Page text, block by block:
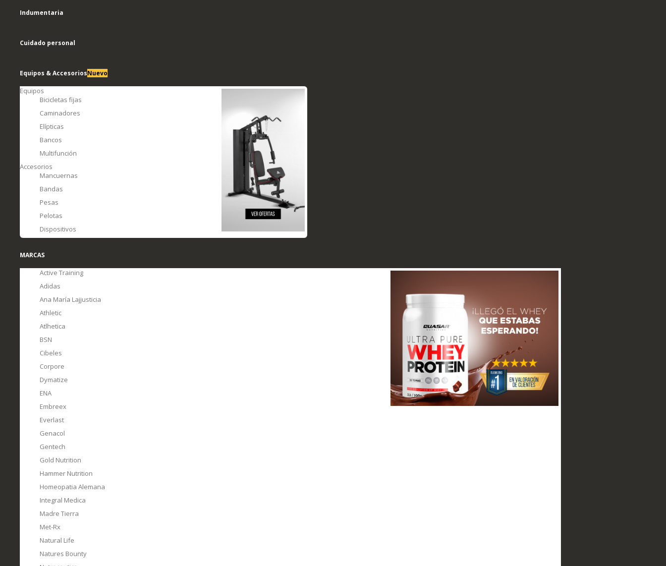
Indumentaria
Cuidado personal
Equipos & AccesoriosNuevo
Equipos
Bicicletas fijas
Caminadores
Elípticas
Bancos
Multifunción
Accesorios
Mancuernas
Bandas
Pesas
Pelotas
Dispositivos
MARCAS
Active Training
Adidas
Ana María Lajjusticia
Athletic
Atlhetica
BSN
Cibeles
Corpore
Dymatize
ENA
Embreex
Everlast
Genacol
Gentech
Gold Nutrition
Hammer Nutrition
Homeopatia Alemana
Integral Medica
Madre Tierra
Met-Rx
Natural Life
Natures Bounty